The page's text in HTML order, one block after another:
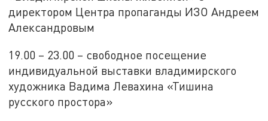
директором Центра пропаганды ИЗО Андреем
Александровым
19.00 – 23.00 – свободное посещение
индивидуальной выставки владимирского
художника Вадима Левахина «Тишина
русского простора»